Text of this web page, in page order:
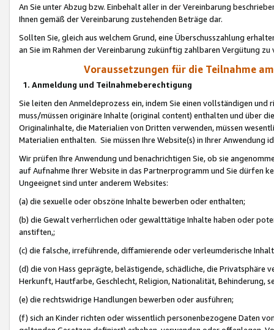
An Sie unter Abzug bzw. Einbehalt aller in der Vereinbarung
Ihnen gemäß der Vereinbarung zustehenden Beträge dar.
Sollten Sie, gleich aus welchem Grund, eine Überschusszahlung
an Sie im Rahmen der Vereinbarung zukünftig zahlbaren Vergütung zu
Voraussetzungen für die Teilnahme
1. Anmeldung und Teilnahmeberechtigung
Sie leiten den Anmeldeprozess ein, indem Sie einen vollständigen
muss/müssen originäre Inhalte (original content) enthalten und über
Originalinhalte, die Materialien von Dritten verwenden, müssen
Materialien enthalten. Sie müssen Ihre Website(s) in Ihrer Anwendung
Wir prüfen Ihre Anwendung und benachrichtigen Sie, ob sie
auf Aufnahme Ihrer Website in das Partnerprogramm und Sie dürfen
Ungeeignet sind unter anderem Websites:
(a) die sexuelle oder obszöne Inhalte bewerben oder enthalten;
(b) die Gewalt verherrlichen oder gewalttätige Inhalte haben oder
anstiften,;
(c) die falsche, irreführende, diffamierende oder verleumderische
(d) die von Hass geprägte, belästigende, schädliche, die Privatsphäre
Herkunft, Hautfarbe, Geschlecht, Religion, Nationalität, Behinderung,
(e) die rechtswidrige Handlungen bewerben oder ausführen;
(f) sich an Kinder richten oder wissentlich personenbezogene Daten